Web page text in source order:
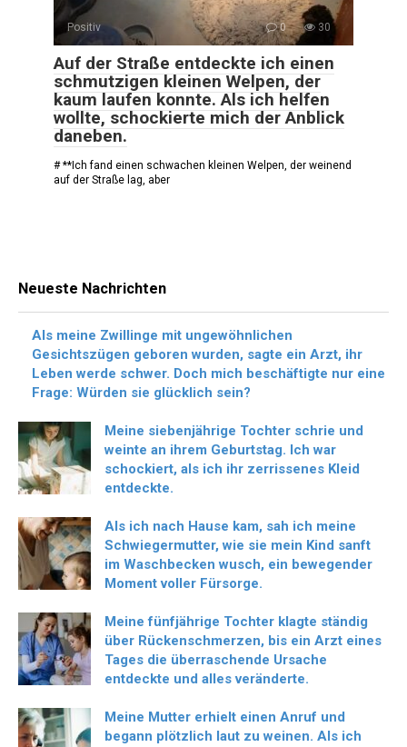
Positiv 0 30
Auf der Straße entdeckte ich einen
schmutzigen kleinen Welpen, der
kaum laufen konnte. Als ich helfen
wollte, schockierte mich der Anblick
daneben.
# **Ich fand einen schwachen kleinen Welpen, der weinend
auf der Straße lag, aber
Neueste Nachrichten
Als meine Zwillinge mit ungewöhnlichen
Gesichtszügen geboren wurden, sagte ein Arzt, ihr
Leben werde schwer. Doch mich beschäftigte nur eine
Frage: Würden sie glücklich sein?
Meine siebenjährige Tochter schrie und
weinte an ihrem Geburtstag. Ich war
schockiert, als ich ihr zerrissenes Kleid
entdeckte.
Als ich nach Hause kam, sah ich meine
Schwiegermutter, wie sie mein Kind sanft
im Waschbecken wusch, ein bewegender
Moment voller Fürsorge.
Meine fünfjährige Tochter klagte ständig
über Rückenschmerzen, bis ein Arzt eines
Tages die überraschende Ursache
entdeckte und alles veränderte.
Meine Mutter erhielt einen Anruf und
begann plötzlich laut zu weinen. Als ich